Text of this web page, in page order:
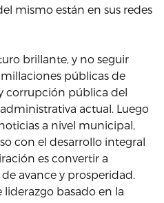
mismo están en sus redes
brillante, y no seguir
públicas de
corrupción pública del
actual. Luego
a nivel municipal,
con el desarrollo integral
es convertir a
avance y prosperidad.
basado en la